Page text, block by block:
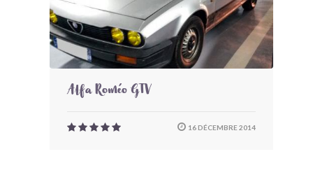
Alfa Roméo GTV
16 DÉCEMBRE 2014